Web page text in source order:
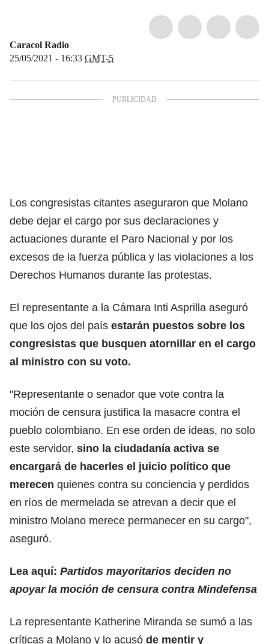
Caracol Radio
25/05/2021 - 16:33 GMT-5
Los congresistas citantes aseguraron que Molano
debe dejar el cargo por sus declaraciones y
actuaciones durante el Paro Nacional y por los
excesos de la fuerza pública y las violaciones a los
Derechos Humanos durante las protestas.
El representante a la Cámara Inti Asprilla aseguró
que los ojos del país estarán puestos sobre los
congresistas que busquen atornillar en el cargo
al ministro con su voto.
"Representante o senador que vote contra la
moción de censura justifica la masacre contra el
pueblo colombiano. En ese orden de ideas, no solo
este servidor, sino la ciudadanía activa se
encargará de hacerles el juicio político que
merecen quienes contra su conciencia y perdidos
en ríos de mermelada se atrevan a decir que el
ministro Molano merece permanecer en su cargo",
aseguró.
Lea aquí: Partidos mayoritarios deciden no
apoyar la moción de censura contra Mindefensa
La representante Katherine Miranda se sumó a las
críticas a Molano y lo acusó de mentir y